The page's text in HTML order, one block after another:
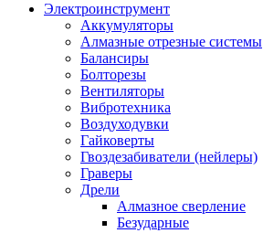
Электроинструмент
Аккумуляторы
Алмазные отрезные системы
Балансиры
Болторезы
Вентиляторы
Вибротехника
Воздуходувки
Гайковерты
Гвоздезабиватели (нейлеры)
Граверы
Дрели
Алмазное сверление
Безударные